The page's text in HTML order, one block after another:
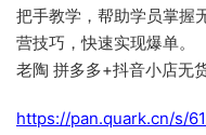
把手教学，帮助学员掌握
营技巧，快速实现爆单。
老陶 拼多多+抖音小店无
https://pan.quark.cn/s/